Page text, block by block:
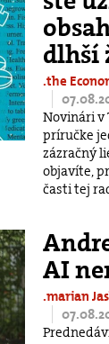
dlhší
.the
Novinári v
príručke
zázračný
objavíte,
časti tej
AI
.marian